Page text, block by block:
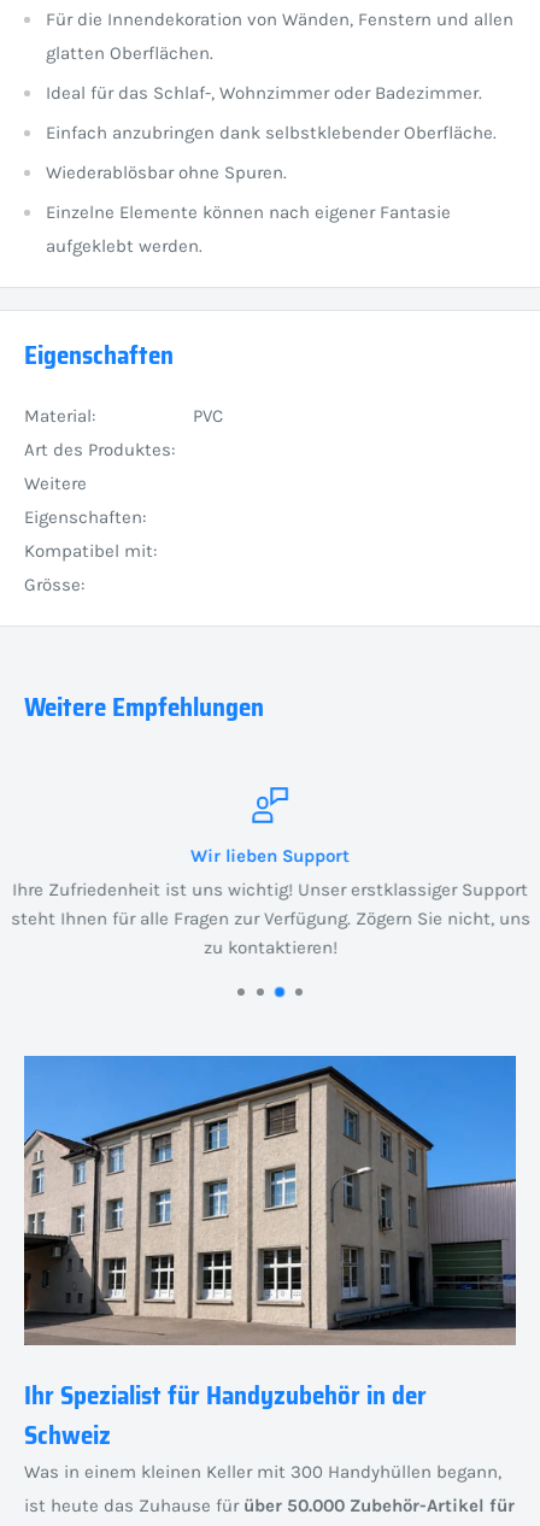
Für die Innendekoration von Wänden, Fenstern und allen
glatten Oberflächen.
Ideal für das Schlaf-, Wohnzimmer oder Badezimmer.
Einfach anzubringen dank selbstklebender Oberfläche.
Wiederablösbar ohne Spuren.
Einzelne Elemente können nach eigener Fantasie
aufgeklebt werden.
Eigenschaften
Material:
PVC
Art des Produktes:
Weitere
Eigenschaften:
Kompatibel mit:
Grösse:
Weitere Empfehlungen
Wir lieben Support
Ihre Zufriedenheit ist uns wichtig! Unser erstklassiger Support
steht Ihnen für alle Fragen zur Verfügung. Zögern Sie nicht, uns
zu kontaktieren!
Ihr Spezialist für Handyzubehör in der
Schweiz
Was in einem kleinen Keller mit 300 Handyhüllen begann,
ist heute das Zuhause für über 50.000 Zubehör-Artikel für